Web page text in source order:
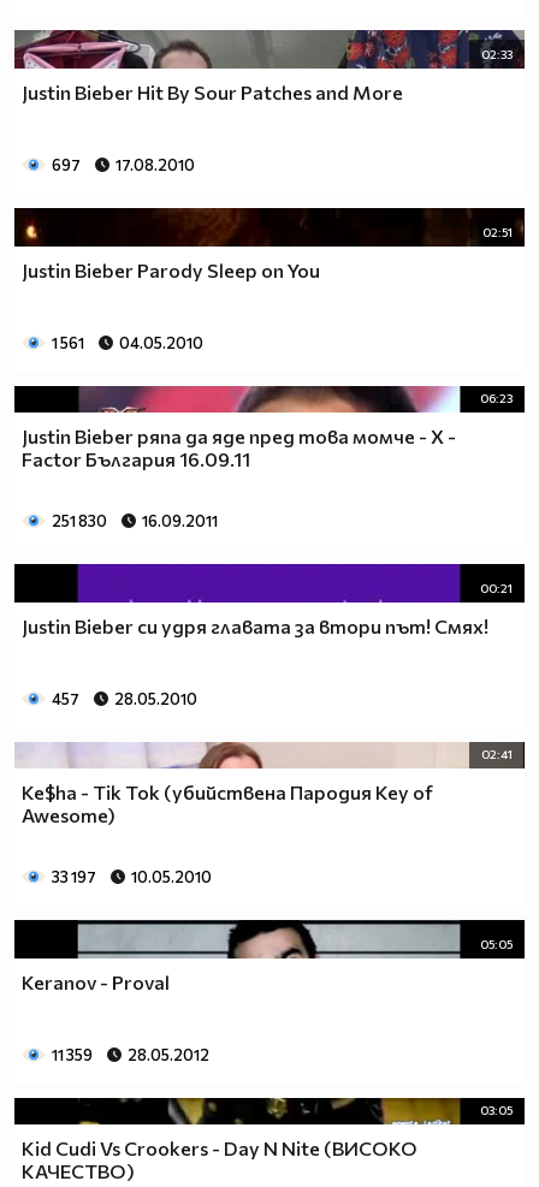
02:33
Justin Bieber Hit By Sour Patches and More
697 17.08.2010
02:51
Justin Bieber Parody Sleep on You
1 561 04.05.2010
06:23
Justin Bieber ряпа да яде пред това момче - X -
Factor България 16.09.11
251 830 16.09.2011
00:21
Justin Bieber си удря главата за втори път! Смях!
457 28.05.2010
02:41
Ke$ha - Tik Tok (убийствена Пародия Key of
Awesome)
33 197 10.05.2010
05:05
Keranov - Proval
11 359 28.05.2012
03:05
Kid Cudi Vs Crookers - Day N Nite (ВИСОКО
КАЧЕСТВО)